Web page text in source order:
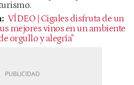
VÍDEO | Cigales disfruta de un
mejores vinos en un ambiente
orgullo y alegría"